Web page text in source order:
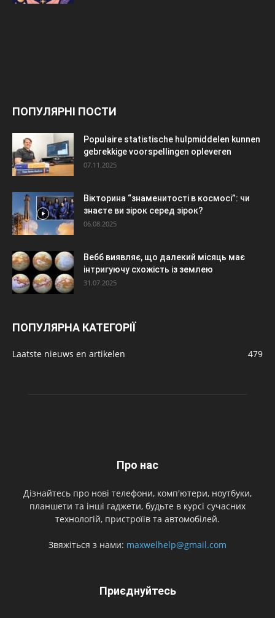
ПОПУЛЯРНІ ПОСТИ
Populaire statistische hulpmiddelen kunnen
gebrekkige voorspellingen opleveren
07.11.2025
Вікторина “знаменитості в космосі”: чи
знаєте ви зірок серед зірок?
06.08.2025
Вебб виявляє, що далекий місяць має
інтригуючу схожість із землею
31.07.2025
ПОПУЛЯРНА КАТЕГОРІЇ
Laatste nieuws en artikelen 479
Про нас
Дізнайтесь про нові телефони, комп'ютери, ноутбуки,
планшети та інші гаджети, будьте в курсі сучасних
технологій, пристроїів та автомобілей.
Звяжіться з нами: maxwelhelp@gmail.com
Приєднуйтесь